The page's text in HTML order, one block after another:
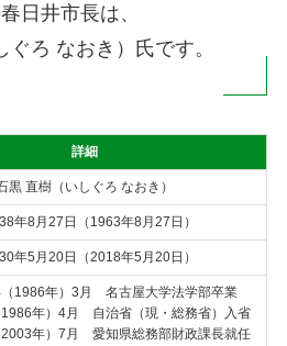
日井市長は、
ろ なおき）氏です。
詳細
黒 直樹（いしぐろ なおき）
年8月27日（1963年8月27日）
年5月20日（2018年5月20日）
（1986年）3月 名古屋大学法学部卒業
1986年）4月 自治省（現・総務省）入省
2003年）7月 愛知県総務部財政課長就任